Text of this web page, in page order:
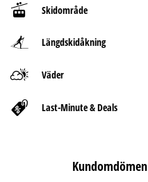
Skidområde
Längdskidåkning
Väder
Last-Minute & Deals
Kundomdömen